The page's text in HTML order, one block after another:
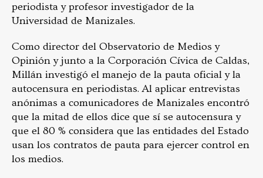
periodista y profesor investigador de la
Universidad de Manizales.
Como director del Observatorio de Medios y
Opinión y junto a la Corporación Cívica de Caldas,
Millán investigó el manejo de la pauta oficial y la
autocensura en periodistas. Al aplicar entrevistas
anónimas a comunicadores de Manizales encontró
que la mitad de ellos dice que sí se autocensura y
que el 80 % considera que las entidades del Estado
usan los contratos de pauta para ejercer control en
los medios.